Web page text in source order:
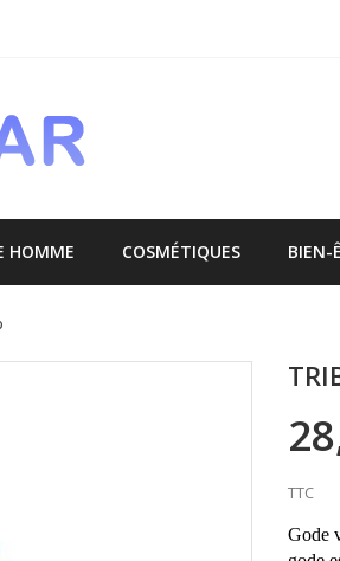
HOMME COSMÉTIQUES BIEN-
TTC
Gode